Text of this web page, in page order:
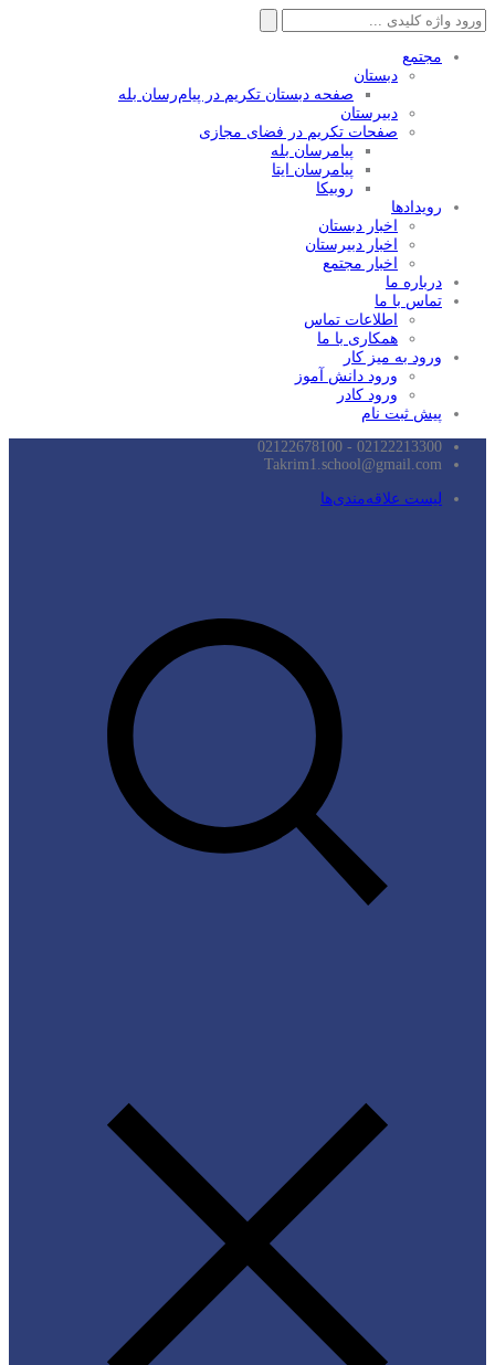
جستجو
برای:
مجتمع
دبستان
صفحه دبستان تکریم در پیام‌رسان بله
دبیرستان
صفحات تکریم در فضای مجازی
پیامرسان بله
پیامرسان ایتا
روبیکا
رویدادها
اخبار دبستان
اخبار دبیرستان
اخبار مجتمع
درباره ما
تماس با ما
اطلاعات تماس
همکاری با ما
ورود به میز کار
ورود دانش آموز
ورود کادر
پیش ثبت نام
02122213300 - 02122678100
Takrim1.school@gmail.com
لیست علاقه‌مندی‌ها